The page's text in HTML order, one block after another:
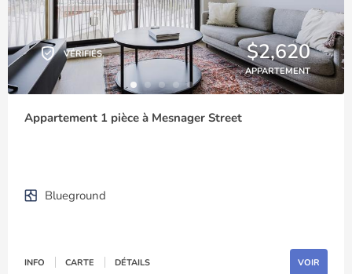
VÉRIFIÉS $2,620
APPARTEMENT
Appartement 1 pièce à Mesnager Street
Blueground
INFO CARTE DÉTAILS VOIR